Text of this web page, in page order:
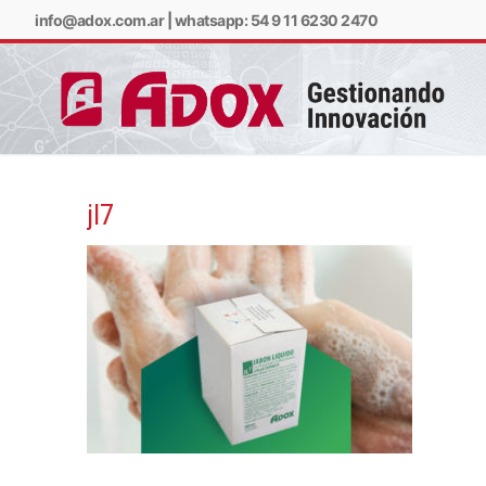
info@adox.com.ar| whatsapp: 54 9 11 6230 2470
jl7